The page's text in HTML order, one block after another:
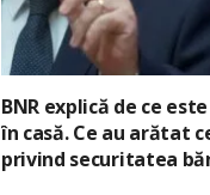
BNR explică de ce
în casă. Ce au arătat
privind securitatea